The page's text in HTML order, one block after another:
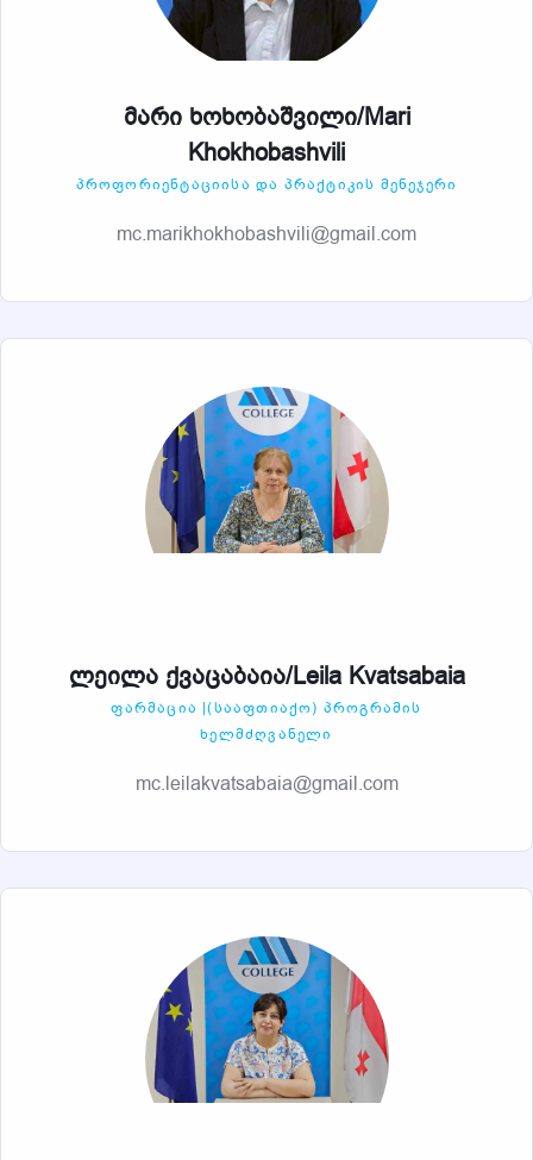
მარი ხოხობაშვილი/Mari
Khokhobashvili
ᲞᲠᲝᲤᲝᲠᲘᲔᲜᲢᲐᲪᲘᲘᲡᲐ ᲓᲐ ᲞᲠᲐᲥᲢᲘᲙᲘᲡ ᲛᲔᲜᲔᲯᲔᲠᲘ
mc.marikhokhobashvili@gmail.com
ლეილა ქვაცაბაია/Leila Kvatsabaia
ᲤᲐᲠᲛᲐᲪᲘᲐ |(ᲡᲐᲐᲤᲗᲘᲐᲥᲝ) ᲞᲠᲝᲒᲠᲐᲛᲘᲡ
ᲮᲔᲚᲛᲫᲦᲕᲐᲜᲔᲚᲘ
mc.leilakvatsabaia@gmail.com